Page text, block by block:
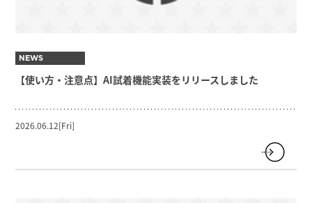
NEWS
【使い方・注意点】AI試着機能実装をリリースしました
2026.06.12[Fri]